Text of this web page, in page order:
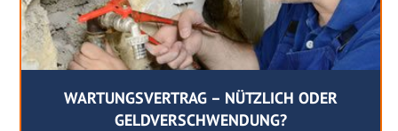
WARTUNGSVERTRAG – NÜTZLICH ODER
GELDVERSCHWENDUNG?